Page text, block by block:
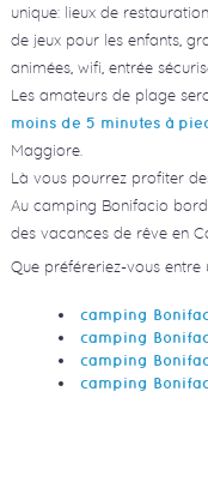
unique: lieux de
de jeux pour les enfants,
animées, wifi, entrée
Les amateurs de plage
moins de 5 minutes à
Maggiore.
Là vous pourrez profiter
Au camping Bonifacio
des vacances de rêve en
Que préféreriez-vous entre
camping
camping
camping
camping